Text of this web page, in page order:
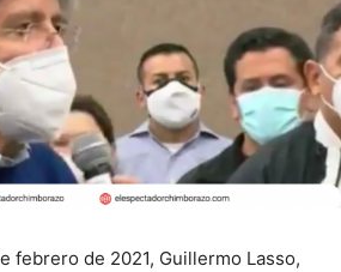
febrero de 2021, Guillermo Lasso,